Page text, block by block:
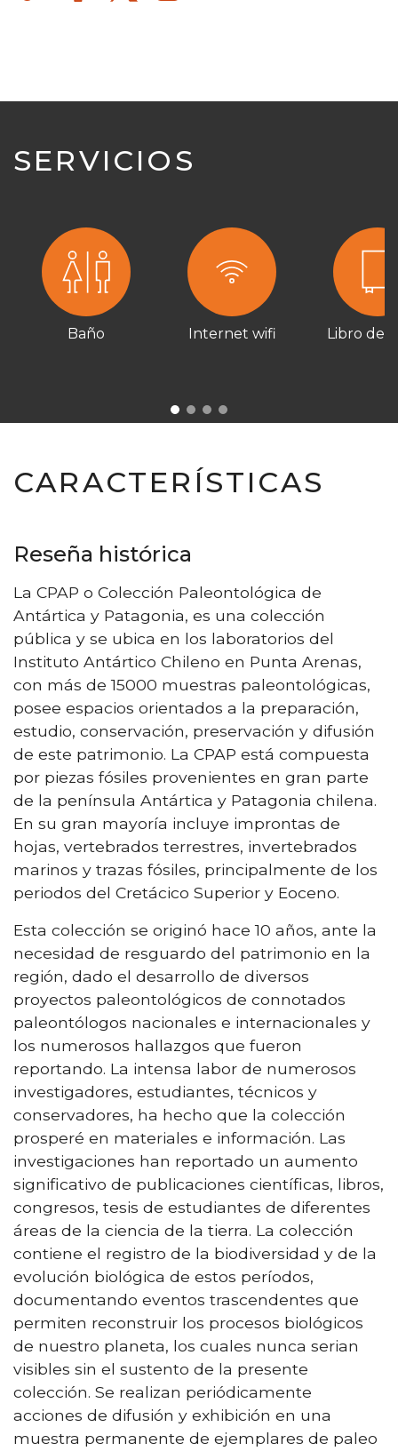
SERVICIOS
Baño Internet wifi Libro de
CARACTERÍSTICAS
Reseña histórica
La CPAP o Colección Paleontológica de
Antártica y Patagonia, es una colección
pública y se ubica en los laboratorios del
Instituto Antártico Chileno en Punta Arenas,
con más de 15000 muestras paleontológicas,
posee espacios orientados a la preparación,
estudio, conservación, preservación y difusión
de este patrimonio. La CPAP está compuesta
por piezas fósiles provenientes en gran parte
de la península Antártica y Patagonia chilena.
En su gran mayoría incluye improntas de
hojas, vertebrados terrestres, invertebrados
marinos y trazas fósiles, principalmente de los
periodos del Cretácico Superior y Eoceno.
Esta colección se originó hace 10 años, ante la
necesidad de resguardo del patrimonio en la
región, dado el desarrollo de diversos
proyectos paleontológicos de connotados
paleontólogos nacionales e internacionales y
los numerosos hallazgos que fueron
reportando. La intensa labor de numerosos
investigadores, estudiantes, técnicos y
conservadores, ha hecho que la colección
prosperé en materiales e información. Las
investigaciones han reportado un aumento
significativo de publicaciones científicas, libros,
congresos, tesis de estudiantes de diferentes
áreas de la ciencia de la tierra. La colección
contiene el registro de la biodiversidad y de la
evolución biológica de estos períodos,
documentando eventos trascendentes que
permiten reconstruir los procesos biológicos
de nuestro planeta, los cuales nunca serian
visibles sin el sustento de la presente
colección. Se realizan periódicamente
acciones de difusión y exhibición en una
muestra permanente de ejemplares de paleo